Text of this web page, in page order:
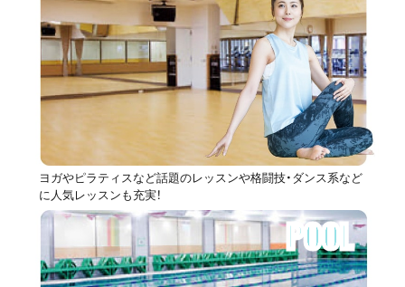
ヨガやピラティスなど話題のレッスンや格闘技・ダンス系など
に人気レッスンも充実！
POOL